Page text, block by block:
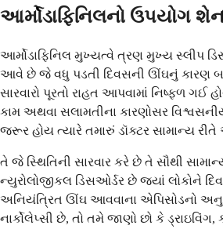
આર્મોડાફિનિલનો ઉપયોગ
આર્મોડાફિનિલ મુખ્યત્વે ત્રણ મુખ્ય સ્લીપ
આવે છે જે વધુ પડતી દિવસની ઊંઘનું કારણ
સારવારો પૂરતો રાહત આપવામાં નિષ્ફળ
કામ અથવા સલામતીના કારણોસર
જરૂર હોય ત્યારે તમારું ડૉક્ટર સામાન્ય
તે જે સ્થિતિની સારવાર કરે છે તે સૌથી
ન્યુરોલોજીકલ ડિસઓર્ડર છે જ્યાં લોકોને
અનિયંત્રિત ઊંઘ આવવાના એપિસોડનો
નાર્કોલેપ્સી છે, તો તમે જાણો છો કે